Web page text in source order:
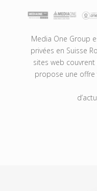
Media One Group
privées en Suisse
sites web
propose une offre